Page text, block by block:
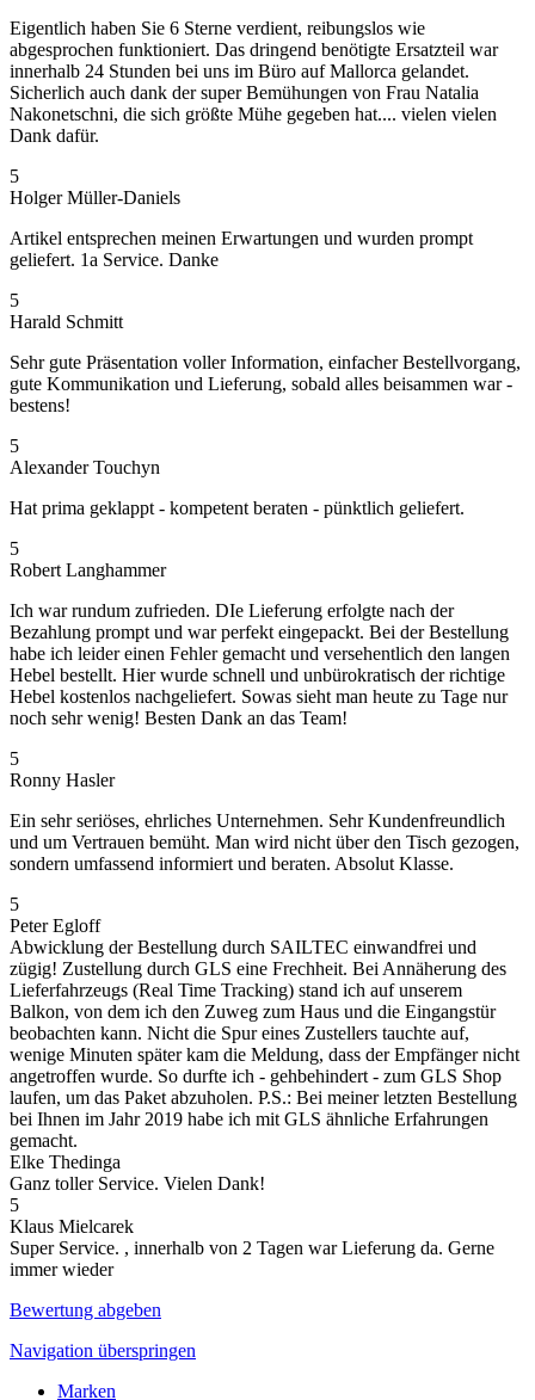
Eigentlich haben Sie 6 Sterne verdient, reibungslos wie
abgesprochen funktioniert. Das dringend benötigte Ersatzteil war
innerhalb 24 Stunden bei uns im Büro auf Mallorca gelandet.
Sicherlich auch dank der super Bemühungen von Frau Natalia
Nakonetschni, die sich größte Mühe gegeben hat.... vielen vielen
Dank dafür.
5
Holger Müller-Daniels
Artikel entsprechen meinen Erwartungen und wurden prompt
geliefert. 1a Service. Danke
5
Harald Schmitt
Sehr gute Präsentation voller Information, einfacher Bestellvorgang,
gute Kommunikation und Lieferung, sobald alles beisammen war -
bestens!
5
Alexander Touchyn
Hat prima geklappt - kompetent beraten - pünktlich geliefert.
5
Robert Langhammer
Ich war rundum zufrieden. DIe Lieferung erfolgte nach der
Bezahlung prompt und war perfekt eingepackt. Bei der Bestellung
habe ich leider einen Fehler gemacht und versehentlich den langen
Hebel bestellt. Hier wurde schnell und unbürokratisch der richtige
Hebel kostenlos nachgeliefert. Sowas sieht man heute zu Tage nur
noch sehr wenig! Besten Dank an das Team!
5
Ronny Hasler
Ein sehr seriöses, ehrliches Unternehmen. Sehr Kundenfreundlich
und um Vertrauen bemüht. Man wird nicht über den Tisch gezogen,
sondern umfassend informiert und beraten. Absolut Klasse.
5
Peter Egloff
Abwicklung der Bestellung durch SAILTEC einwandfrei und
zügig! Zustellung durch GLS eine Frechheit. Bei Annäherung des
Lieferfahrzeugs (Real Time Tracking) stand ich auf unserem
Balkon, von dem ich den Zuweg zum Haus und die Eingangstür
beobachten kann. Nicht die Spur eines Zustellers tauchte auf,
wenige Minuten später kam die Meldung, dass der Empfänger nicht
angetroffen wurde. So durfte ich - gehbehindert - zum GLS Shop
laufen, um das Paket abzuholen. P.S.: Bei meiner letzten Bestellung
bei Ihnen im Jahr 2019 habe ich mit GLS ähnliche Erfahrungen
gemacht.
Elke Thedinga
Ganz toller Service. Vielen Dank!
5
Klaus Mielcarek
Super Service. , innerhalb von 2 Tagen war Lieferung da. Gerne
immer wieder
Bewertung abgeben
Navigation überspringen
Marken